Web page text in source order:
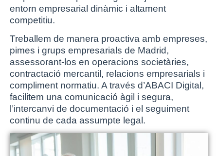
entorn empresarial dinàmic i altament
competitiu.
Treballem de manera proactiva amb empreses,
pimes i grups empresarials de Madrid,
assessorant-los en operacions societàries,
contractació mercantil, relacions empresarials i
compliment normatiu. A través d’ABACI Digital,
facilitem una comunicació àgil i segura,
l’intercanvi de documentació i el seguiment
continu de cada assumpte legal.